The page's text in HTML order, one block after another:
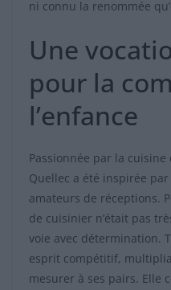
ni connu la renommée
Une
pour la
l’enfance
Passionnée par la cuisine
Quellec a été inspirée
amateurs de réceptions.
de cuisinier n’était pas
voie avec détermination.
esprit compétitif,
mesurer à ses pairs. Elle